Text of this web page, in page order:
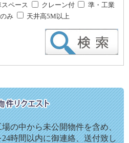
ペース クレーン付
準・工業
み 天井高5M以上
の中から未公開物件を含め、
時間以内に御連絡、送付致し